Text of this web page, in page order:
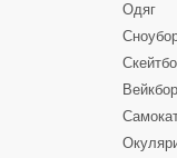
Одяг